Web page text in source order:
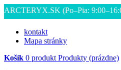
ARCTERYX.SK (Po–Pia:
kontakt
Mapa stránky
Košík 0 produkt Produkty (prázdne)